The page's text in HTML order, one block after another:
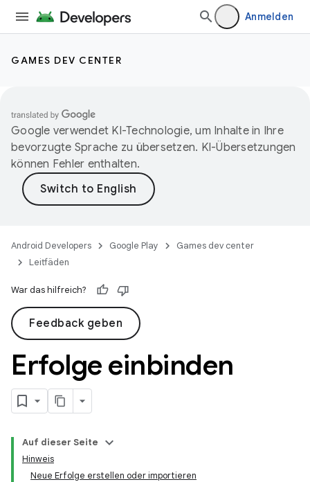
Anmelden
GAMES DEV CENTER
Google verwendet KI-Technologie, um Inhalte in Ihre
bevorzugte Sprache zu übersetzen. KI-Übersetzungen
können Fehler enthalten.
Android Developers Google Play
Games dev center
Leitfäden
War das hilfreich?
Feedback geben
Erfolge einbinden
Auf dieser Seite
Hinweis
Neue Erfolge erstellen oder importieren